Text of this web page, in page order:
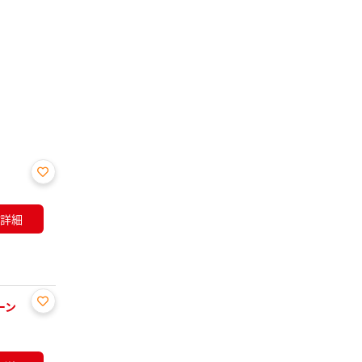
に入
詳細
り登
ン